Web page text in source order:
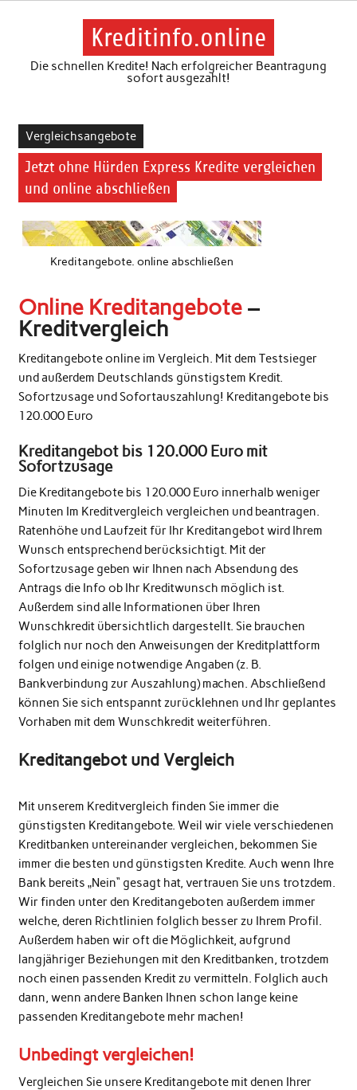
Skip
Kreditinfo.online
Die schnellen Kredite! Nach erfolgreicher Beantragung
sofort ausgezahlt!
Vergleichsangebote
Jetzt ohne Hürden Express Kredite vergleichen
und online abschließen
Kreditangebote. online abschließen
Online Kreditangebote–
Kreditvergleich
Kreditangebote online im Vergleich. Mit dem Testsieger
und außerdem Deutschlands günstigstem Kredit.
Sofortzusage und Sofortauszahlung! Kreditangebote bis
120.000 Euro
Kreditangebot bis 120.000 Euro mit
Sofortzusage
Die Kreditangebote bis 120.000 Euro innerhalb weniger
Minuten Im Kreditvergleich vergleichen und beantragen.
Ratenhöhe und Laufzeit für Ihr Kreditangebot wird Ihrem
Wunsch entsprechend berücksichtigt. Mit der
Sofortzusage geben wir Ihnen nach Absendung des
Antrags die Info ob Ihr Kreditwunsch möglich ist.
Außerdem sind alle Informationen über Ihren
Wunschkredit übersichtlich dargestellt. Sie brauchen
folglich nur noch den Anweisungen der Kreditplattform
folgen und einige notwendige Angaben (z. B.
Bankverbindung zur Auszahlung) machen. Abschließend
können Sie sich entspannt zurücklehnen und Ihr geplantes
Vorhaben mit dem Wunschkredit weiterführen.
Kreditangebot und Vergleich
Mit unserem Kreditvergleich finden Sie immer die
günstigsten Kreditangebote. Weil wir viele verschiedenen
Kreditbanken untereinander vergleichen, bekommen Sie
immer die besten und günstigsten Kredite. Auch wenn Ihre
Bank bereits „Nein“ gesagt hat, vertrauen Sie uns trotzdem.
Wir finden unter den Kreditangeboten außerdem immer
welche, deren Richtlinien folglich besser zu Ihrem Profil.
Außerdem haben wir oft die Möglichkeit, aufgrund
langjähriger Beziehungen mit den Kreditbanken, trotzdem
noch einen passenden Kredit zu vermitteln. Folglich auch
dann, wenn andere Banken Ihnen schon lange keine
passenden Kreditangebote mehr machen!
Unbedingt vergleichen!
Vergleichen Sie unsere Kreditangebote mit denen Ihrer